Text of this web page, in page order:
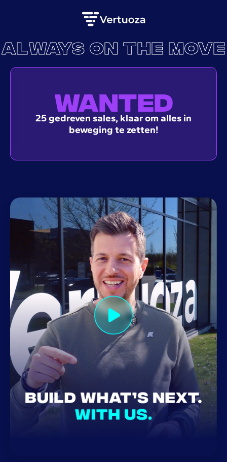
ALWAYS ON THE MOVE
WANTED
25 gedreven sales, klaar om alles in
beweging te zetten!